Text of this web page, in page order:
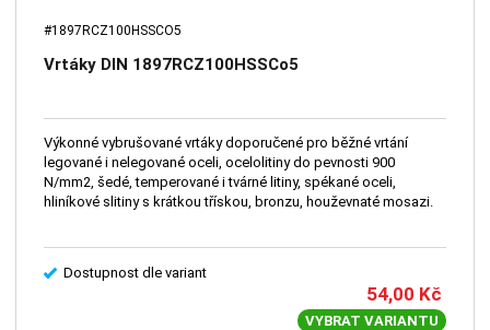
#1897RCZ100HSSCO5
Vrtáky DIN 1897RCZ100HSSCo5
Výkonné vybrušované vrtáky doporučené pro běžné vrtání
legované i nelegované oceli, ocelolitiny do pevnosti 900
N/mm2, šedé, temperované i tvárné litiny, spékané oceli,
hliníkové slitiny s krátkou třískou, bronzu, houževnaté mosazi.
Dostupnost dle variant
54,00 Kč
VYBRAT VARIANTU